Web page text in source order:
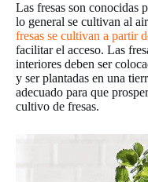
Las fresas son conocidas
lo general se cultivan al
fresas se cultivan a partir
facilitar el acceso. Las
interiores deben ser
y ser plantadas en una
adecuado para que
cultivo de fresas.